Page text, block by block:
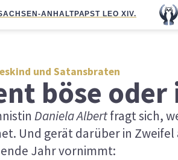
ANHALTPAPST LEO XIV.
und Satansbraten
böse oder
Daniela Albertfragt sich,
Und gerät darüber in
Jahr vornimmt: